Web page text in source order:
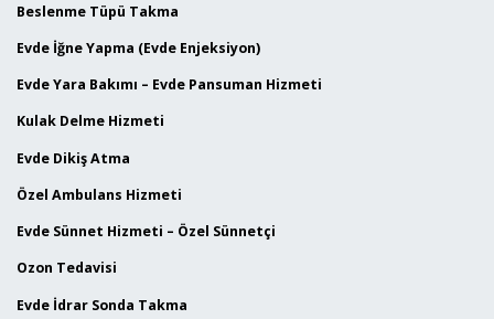
Beslenme Tüpü Takma
Evde İğne Yapma (Evde Enjeksiyon)
Evde Yara Bakımı – Evde Pansuman Hizmeti
Kulak Delme Hizmeti
Evde Dikiş Atma
Özel Ambulans Hizmeti
Evde Sünnet Hizmeti – Özel Sünnetçi
Ozon Tedavisi
Evde İdrar Sonda Takma